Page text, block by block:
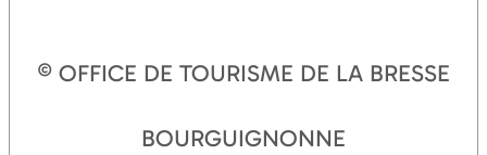
© OFFICE DE TOURISME DE LA BRESSE
BOURGUIGNONNE